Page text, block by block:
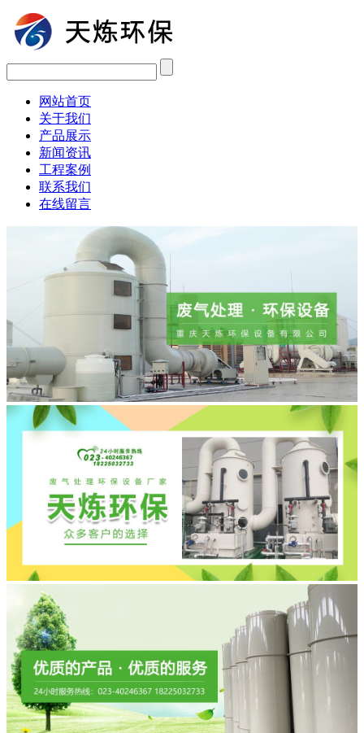
网站首页
关于我们
产品展示
新闻资讯
工程案例
联系我们
在线留言